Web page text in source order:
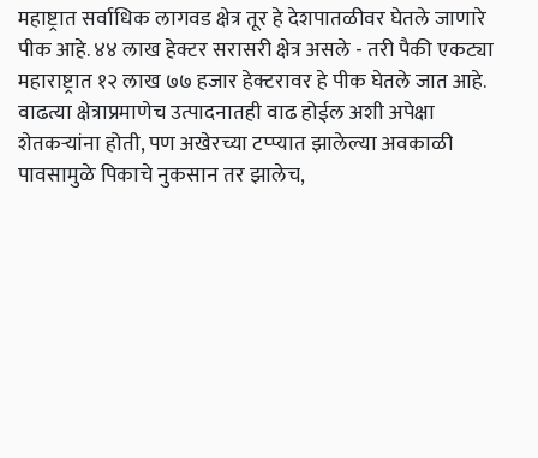
महाष्ट्रात सर्वाधिक लागवड क्षेत्र तूर हे देशपातळीवर घेतले जाणारे
पीक आहे. ४४ लाख हेक्टर सरासरी क्षेत्र असले - तरी पैकी एकट्या
महाराष्ट्रात १२ लाख ७७ हजार हेक्टरावर हे पीक घेतले जात आहे.
वाढत्या क्षेत्राप्रमाणेच उत्पादनातही वाढ होईल अशी अपेक्षा
शेतकऱ्यांना होती, पण अखेरच्या टप्प्यात झालेल्या अवकाळी
पावसामुळे पिकाचे नुकसान तर झालेच,